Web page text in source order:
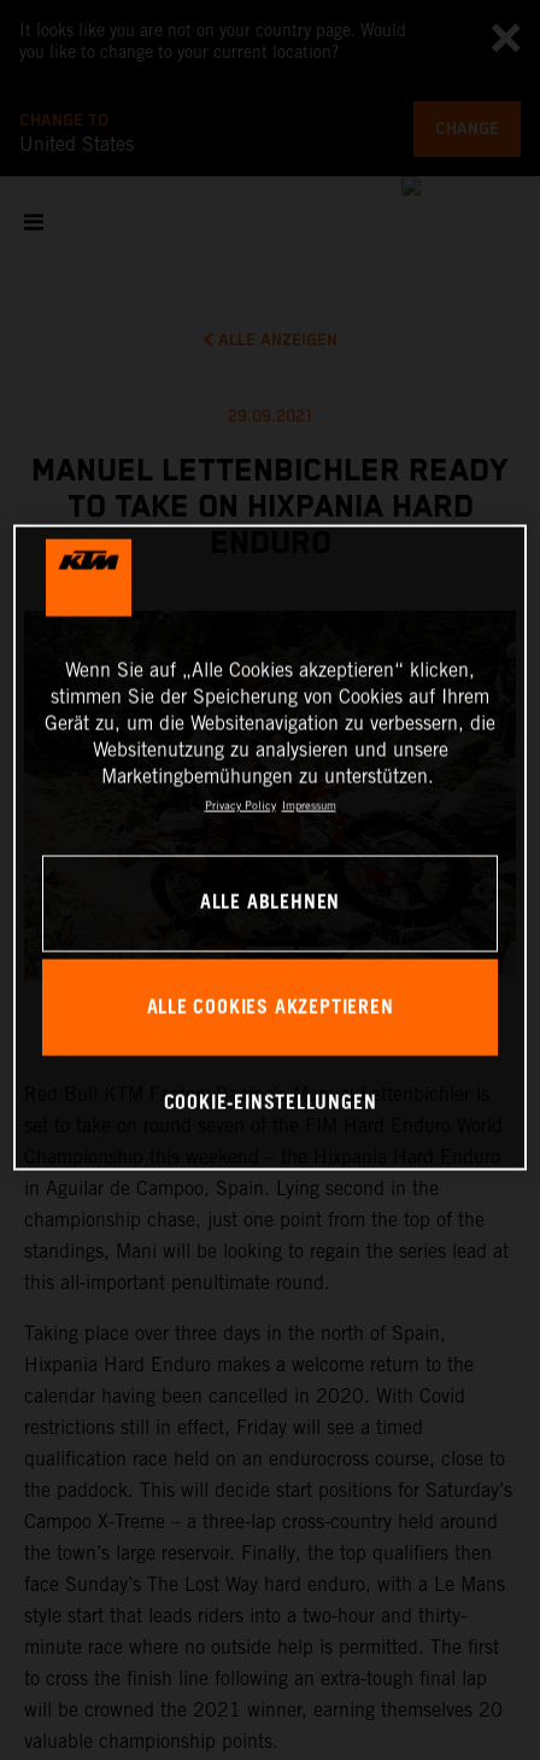
It looks like you are not on your country page. Would
you like to change to your current location?
CHANGE TO
United States
CHANGE
ALLE ANZEIGEN
29.09.2021
MANUEL LETTENBICHLER READY
TO TAKE ON HIXPANIA HARD
Red Bull KTM Factory Racing’s Manuel Lettenbichler is
in Aguilar de Campoo, Spain. Lying second in the
championship chase, just one point from the top of the
standings, Mani will be looking to regain the series lead at
this all-important penultimate round.
Taking place over three days in the north of Spain,
Hixpania Hard Enduro makes a welcome return to the
calendar having been cancelled in 2020. With Covid
restrictions still in effect, Friday will see a timed
qualification race held on an endurocross course, close to
the paddock. This will decide start positions for Saturday’s
Campoo X-Treme – a three-lap cross-country held around
the town’s large reservoir. Finally, the top qualifiers then
face Sunday’s The Lost Way hard enduro, with a Le Mans
style start that leads riders into a two-hour and thirty-
minute race where no outside help is permitted. The first
to cross the finish line following an extra-tough final lap
will be crowned the 2021 winner, earning themselves 20
valuable championship points.
Wenn Sie auf „Alle Cookies akzeptieren“ klicken,
stimmen Sie der Speicherung von Cookies auf Ihrem
Gerät zu, um die Websitenavigation zu verbessern, die
Websitenutzung zu analysieren und unsere
Marketingbemühungen zu unterstützen.
Privacy Policy Impressum
ALLE ABLEHNEN
ALLE COOKIES AKZEPTIEREN
COOKIE-EINSTELLUNGEN